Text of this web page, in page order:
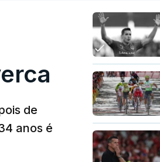
para
de
anos é